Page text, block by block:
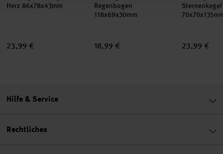
Herz 86x78x43mm
23,99 €
Regenbogen
118x69x30mm
18,99 €
Sternenkegel
23,99 €
Hilfe & Service
Rechtliches